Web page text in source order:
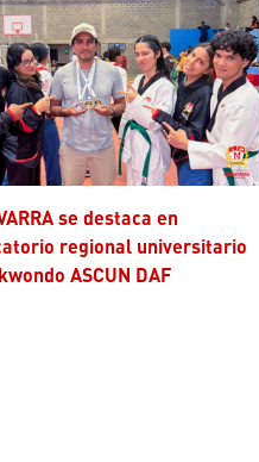
regional universitario
ASCUN DAF